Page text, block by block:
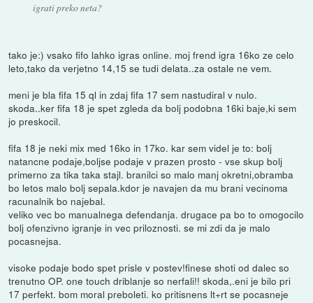
igrati preko neta?
tako je:) vsako fifo lahko igras online. moj frend igra 16ko ze celo
leto,tako da verjetno 14,15 se tudi delata..za ostale ne vem.
meni je bla fifa 15 ql in zdaj fifa 17 sem nastudiral v nulo.
skoda..ker fifa 18 je spet zgleda da bolj podobna 16ki baje,ki sem
jo preskocil.
fifa 18 je neki mix med 16ko in 17ko. kar sem videl je to: bolj
natancne podaje,boljse podaje v prazen prosto - vse skup bolj
primerno za tika taka stajl. branilci so malo manj okretni,obramba
bo letos malo bolj sepala.kdor je navajen da mu brani vecinoma
racunalnik bo najebal.
veliko vec bo manualnega defendanja. drugace pa bo to omogocilo
bolj ofenzivno igranje in vec priloznosti. se mi zdi da je malo
pocasnejsa.
visoke podaje bodo spet prisle v postev!finese shoti od dalec so
trenutno OP. one touch driblanje so nerfali!! skoda,.eni je bilo pri
17 perfekt. bom moral preboleti. ko pritisnens lt+rt se pocasneje